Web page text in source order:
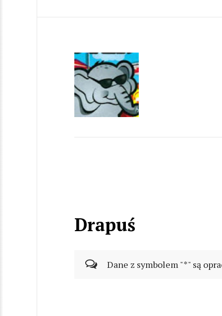
Drapuś
Dane z symbolem "*" są